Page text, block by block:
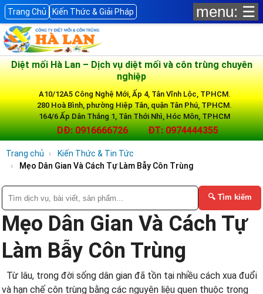
Trang Chủ Kiến Thức & Giải Pháp menu: ☰
Diệt mối Hà Lan – Dịch vụ diệt mối và côn trùng chuyên
nghiệp
A10/12A5 Công Nghệ Mới, Ấp 4, Tân Vĩnh Lộc, TPHCM.
280 Hoà Bình, phường Hiệp Tân, quận Tân Phú, TPHCM.
164/6 Ấp Dân Thắng 1, Tân Thới Nhì, Hóc Môn, TPHCM
DĐ: 0916666726 ĐT: 0974444355
Trang chủ
Kiến Thức & Tin Tức
Mẹo Dân Gian Và Cách Tự Làm Bẫy Côn Trùng
🔍 Tìm kiếm
Mẹo Dân Gian Và Cách Tự
Làm Bẫy Côn Trùng
Từ lâu, trong đời sống dân gian đã tồn tại nhiều cách xua đuổi
và hạn chế côn trùng bằng các nguyên liệu quen thuộc trong